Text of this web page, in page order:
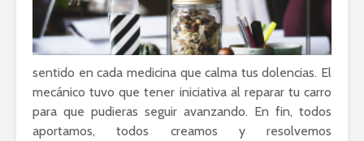
sentido en cada medicina que calma tus dolencias. El
mecánico tuvo que tener iniciativa al reparar tu carro
para que pudieras seguir avanzando. En fin, todos
aportamos, todos creamos y resolvemos